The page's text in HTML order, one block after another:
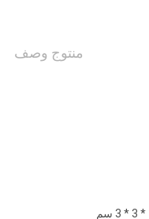
منتوج وصف